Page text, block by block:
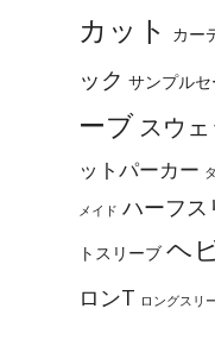
カット カー
ック サンプル
ーブスウェ
ットパーカー
メイド ハーフス
トスリーブ ヘ
ロンT ロングスリ